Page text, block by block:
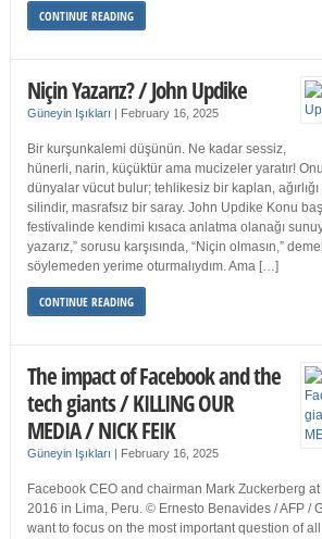
CONTINUE READING
Niçin Yazarız? / John Updike
Güneyin Işıkları | February 16, 2025
Bir kurşunkalemi düşünün. Ne kadar sessiz,
hünerli, narin, küçüktür ama mucizeler yaratır!
dünyalar vücut bulur; tehlikesiz bir kaplan,
silindir, masrafsız bir saray. John Updike Konu
festivalinde kendimi kısaca anlatma olanağı
yazarız,” sorusu karşısında, “Niçin olmasın,”
söylemeden yerime oturmalıydım. Ama […]
CONTINUE READING
The impact of Facebook and the
tech giants / KILLING OUR
MEDIA / NICK FEIK
Güneyin Işıkları | February 16, 2025
Facebook CEO and chairman Mark Zuckerberg
2016 in Lima, Peru. © Ernesto Benavides / AFP /
want to focus on the most important question of